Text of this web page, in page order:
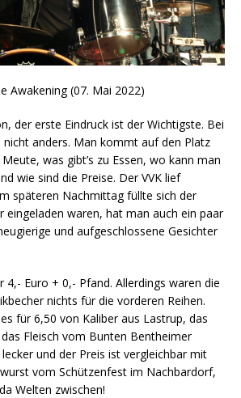
Awakening (07. Mai 2022)
der erste Eindruck ist der Wichtigste. Bei
nicht anders. Man kommt auf den Platz
was gibt’s zu Essen, wo kann man
wie sind die Preise. Der VVK lief
späteren Nachmittag füllte sich der
eingeladen waren, hat man auch ein paar
und aufgeschlossene Gesichter
4,- Euro + 0,- Pfand. Allerdings waren die
nichts für die vorderen Reihen.
für 6,50 von Kaliber aus Lastrup, das
Fleisch vom Bunten Bentheimer
und der Preis ist vergleichbar mit
vom Schützenfest im Nachbardorf,
Welten zwischen!